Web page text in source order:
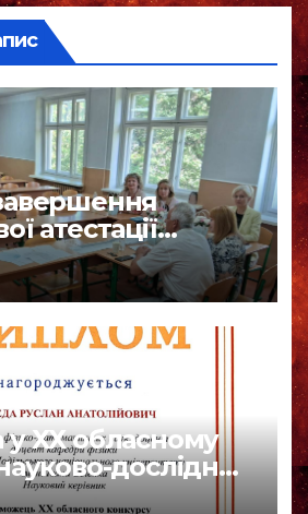
атестації
фізиків
ХХ обласному
дослідних